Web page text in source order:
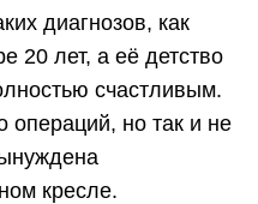
диагнозов, как
20 лет, а её детство
счастливым.
но так и не
кресле.